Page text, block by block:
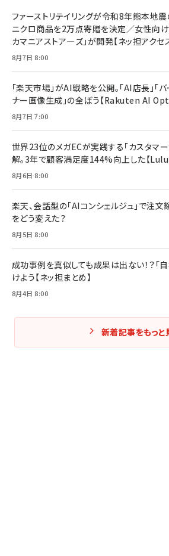
ファーストリテイリングが令和8年熊本地
ニクロ商品を2万点寄贈を決定／女性向け
カマニアストア―ズ」が開発【ネッ担アクセ
8月7日 8:00
「楽天市場」がAI戦略を公開。「AI店長」「
ナー画像生成」の全ぼう【Rakuten AI
8月7日 7:00
世界23位のメガECが実践する「カスタマ
解。3年で顧客満足度144%向上した【
8月6日 8:00
楽天、会話型の「AIコンシェルジュ」で注
をどう変えた？
8月5日 8:00
成功事例を真似しても成果は出ない！？「
けよう【ネッ担まとめ】
8月4日 8:00
新着記事をもっと